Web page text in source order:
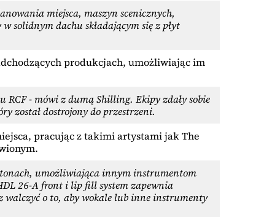
miejsca, maszyn scenicznych,
solidnym dachu składającym się z płyt
produkcjach, umożliwiając im
- mówi z dumą Shilling. Ekipy zdały sobie
został dostrojony do przestrzeni.
pracując z takimi artystami jak The
tonach, umożliwiająca innym instrumentom
26-A front i lip fill system zapewnia
walczyć o to, aby wokale lub inne instrumenty